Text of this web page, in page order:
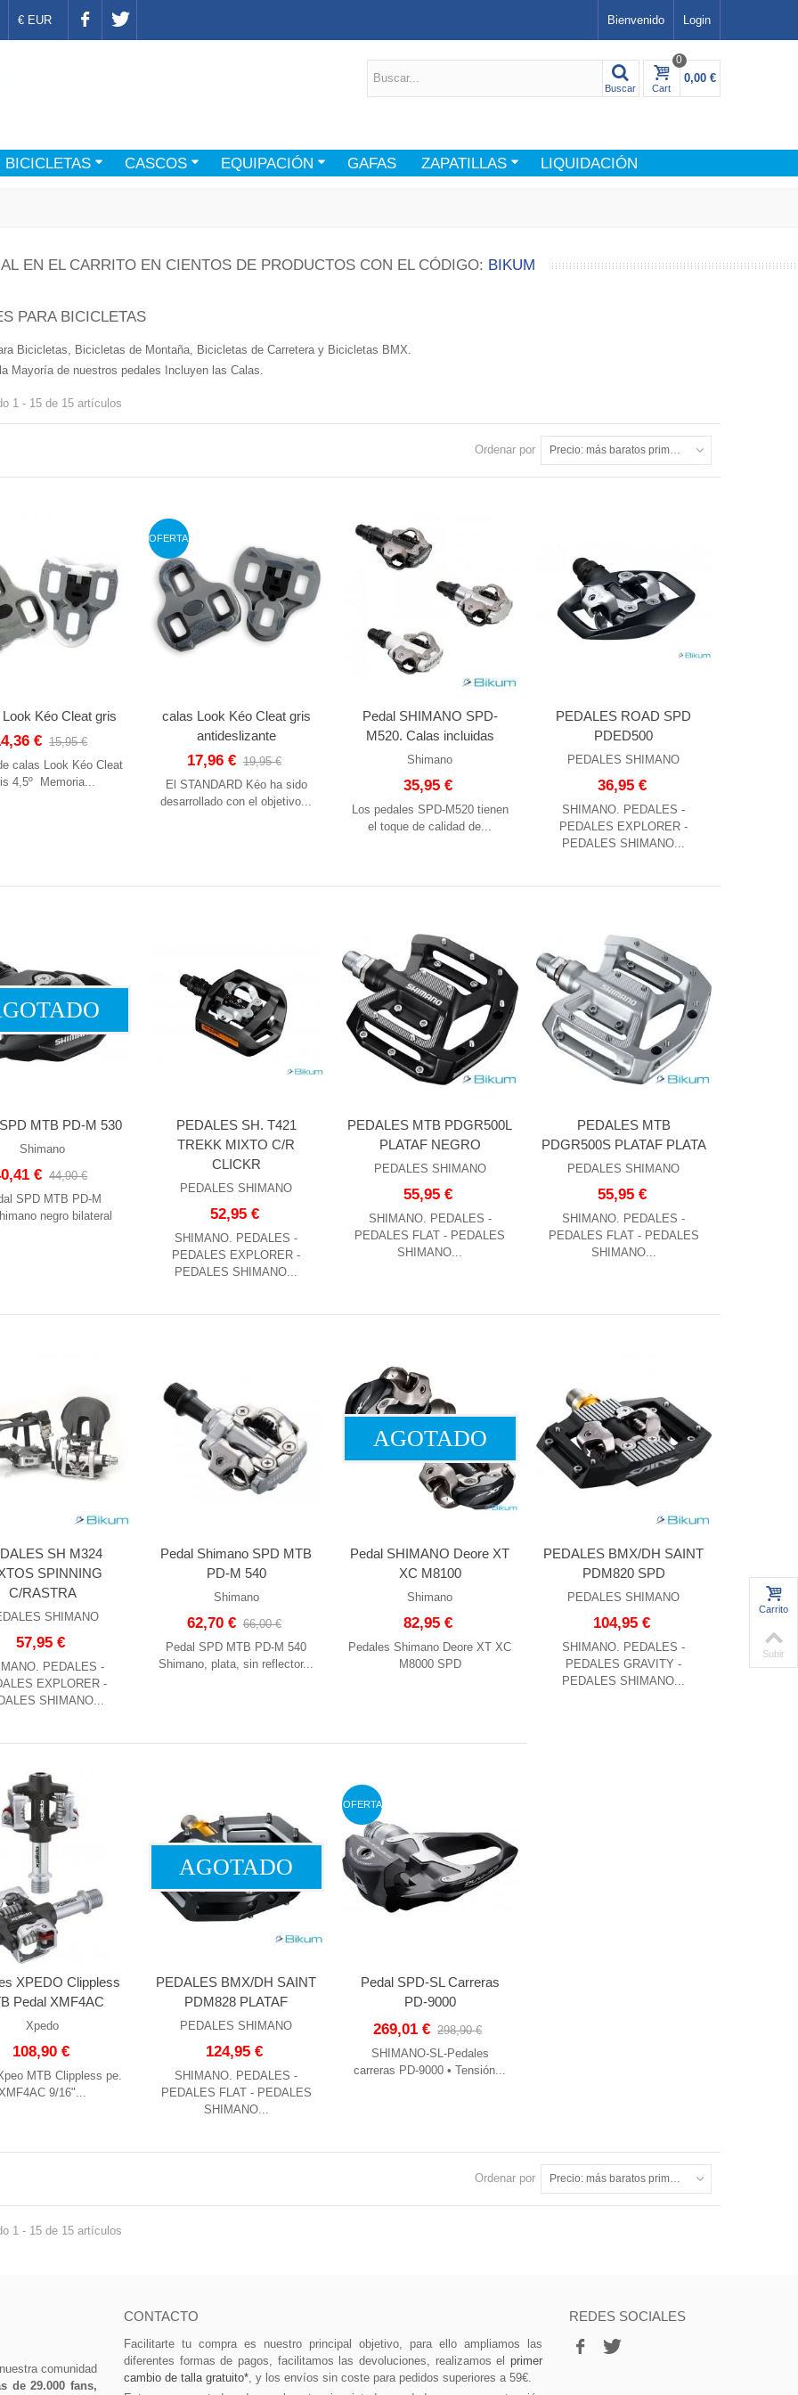
Bienvenido Login
€ EUR
Buscar Cart
0
0,00 €
BICICLETAS CASCOS EQUIPACIÓN GAFAS ZAPATILLAS LIQUIDACIÓN
EN EL CARRITO EN CIENTOS DE PRODUCTOS CON EL CÓDIGO: BIKUM
1 1X12
€
32D XTR FC-M9100-
1 1X12
FCM8100/FCM8130 12X1
79,00 €
PARA BICICLETAS
Bicicletas, Bicicletas de Montaña, Bicicletas de Carretera y Bicicletas BMX.
Mayoría de nuestros pedales Incluyen las Calas.
1 - 15 de 15 artículos
Ordenar por
Kéo Cleat gris
€ 15,95 €
calas Look Kéo Cleat
4,5º Memoria...
OFERTA
calas Look Kéo Cleat gris
antideslizante
17,96 € 19,95 €
El STANDARD Kéo ha sido
desarrollado con el objetivo...
Pedal SHIMANO SPD-
M520. Calas incluidas
Shimano
35,95 €
Los pedales SPD-M520 tienen
el toque de calidad de...
PEDALES ROAD SPD
PDED500
PEDALES SHIMANO
36,95 €
SHIMANO. PEDALES -
PEDALES EXPLORER -
PEDALES SHIMANO...
MTB PD-M 530
Shimano
€ 44,90 €
SPD MTB PD-M
negro bilateral
PEDALES SH. T421
TREKK MIXTO C/R
CLICKR
PEDALES SHIMANO
52,95 €
SHIMANO. PEDALES -
PEDALES EXPLORER -
PEDALES SHIMANO...
PEDALES MTB PDGR500L
PLATAF NEGRO
PEDALES SHIMANO
55,95 €
SHIMANO. PEDALES -
PEDALES FLAT - PEDALES
SHIMANO...
PEDALES MTB
PDGR500S PLATAF PLATA
PEDALES SHIMANO
55,95 €
SHIMANO. PEDALES -
PEDALES FLAT - PEDALES
SHIMANO...
SH M324
SPINNING
C/RASTRA
SHIMANO
57,95 €
PEDALES -
EXPLORER -
SHIMANO...
Pedal Shimano SPD MTB
PD-M 540
Shimano
62,70 € 66,00 €
Pedal SPD MTB PD-M 540
Shimano, plata, sin reflector...
AGOTADO
Pedal SHIMANO Deore XT
XC M8100
Shimano
82,95 €
Pedales Shimano Deore XT XC
M8000 SPD
PEDALES BMX/DH SAINT
PDM820 SPD
PEDALES SHIMANO
104,95 €
SHIMANO. PEDALES -
PEDALES GRAVITY -
PEDALES SHIMANO...
XPEDO Clippless
Pedal XMF4AC
Xpedo
108,90 €
MTB Clippless pe.
9/16"...
AGOTADO
PEDALES BMX/DH SAINT
PDM828 PLATAF
PEDALES SHIMANO
124,95 €
SHIMANO. PEDALES -
PEDALES FLAT - PEDALES
SHIMANO...
OFERTA
Pedal SPD-SL Carreras
PD-9000
269,01 € 298,90 €
SHIMANO-SL-Pedales
carreras PD-9000 • Tensión...
Ordenar por Precio: más baratos primero
1 - 15 de 15 artículos
comunidad
de 29.000 fans,
CONTACTO
Facilitarte tu compra es nuestro principal objetivo, para ello ampliamos las
diferentes formas de pagos, facilitamos las devoluciones, realizamos el primer
cambio de talla gratuito*, y los envíos sin coste para pedidos superiores a 59€.
REDES SOCIALES
Carrito
Subir